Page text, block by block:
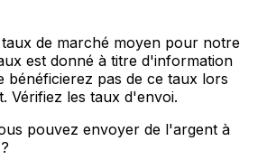
de marché moyen pour notre
est donné à titre d'information
bénéficierez pas de ce taux lors
Vérifiez les taux d'envoi.
pouvez envoyer de l'argent à